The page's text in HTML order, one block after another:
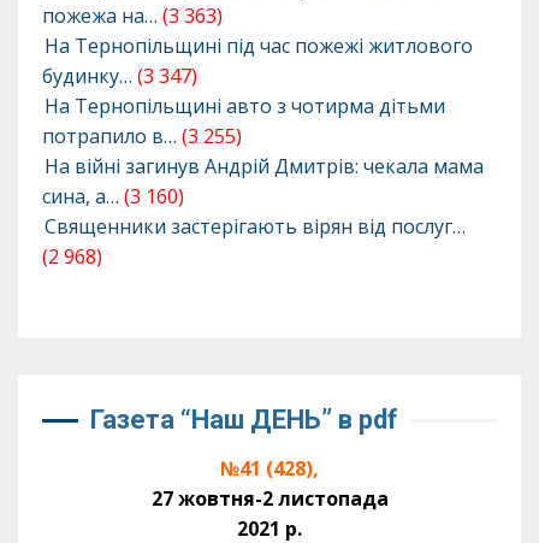
пожежа на… (3 363)
На Тернопільщині під час пожежі житлового
будинку… (3 347)
На Тернопільщині авто з чотирма дітьми
потрапило в… (3 255)
На війні загинув Андрій Дмитрів: чекала мама
сина, а… (3 160)
Священники застерігають вірян від послуг…
(2 968)
Газета “Наш ДЕНЬ” в pdf
№41 (428),
27 жовтня-2 листопада
2021 р.